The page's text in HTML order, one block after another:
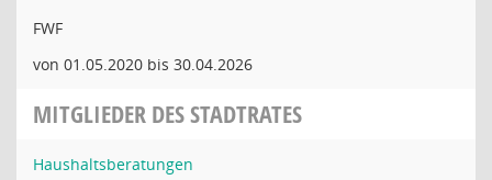
FWF
von 01.05.2020 bis 30.04.2026
MITGLIEDER DES STADTRATES
Haushaltsberatungen